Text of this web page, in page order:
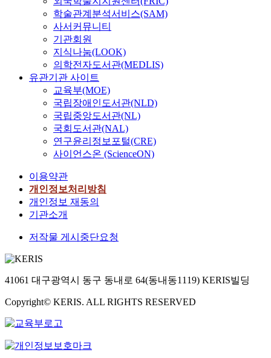
학술관계분석서비스(SAM)
사서커뮤니티
기관회원
지식나눔(LOOK)
의학전자도서관(MEDLIS)
유관기관 사이트
교육부(MOE)
국립장애인도서관(NLD)
국립중앙도서관(NL)
국회도서관(NAL)
연구윤리정보포털(CRE)
사이언스온 (ScienceON)
이용약관
개인정보처리방침
개인정보 재동의
기관소개
저작물 게시중단요청
41061 대구광역시 동구 동내로 64(동내동1119) KERIS빌딩
Copyright© KERIS. ALL RIGHTS RESERVED